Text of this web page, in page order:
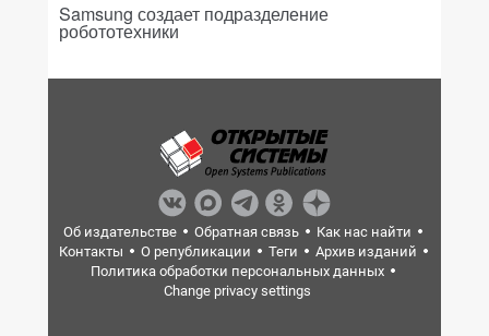
Samsung создает подразделение
робототехники
Об издательстве Обратная связь
Как нас найти
Контакты
О републикации Теги
Архив изданий
Политика обработки персональных данных
Change privacy settings